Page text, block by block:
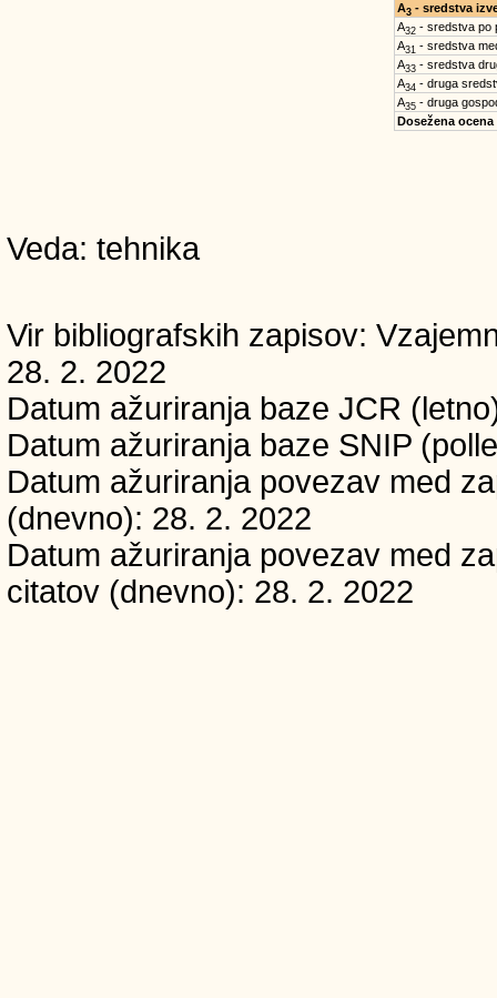
A3- sredstva
A32- sredstva po
A31 - sredstva
A33- sredstva
A34 - druga
A35- druga
Dosežena ocena
Veda: tehnika
Vir bibliografskih zapisov:
28. 2. 2022
Datum ažuriranja baze JCR
Datum ažuriranja baze SNIP
Datum ažuriranja povezav med
(dnevno): 28. 2. 2022
Datum ažuriranja povezav med
citatov (dnevno): 28. 2. 2022